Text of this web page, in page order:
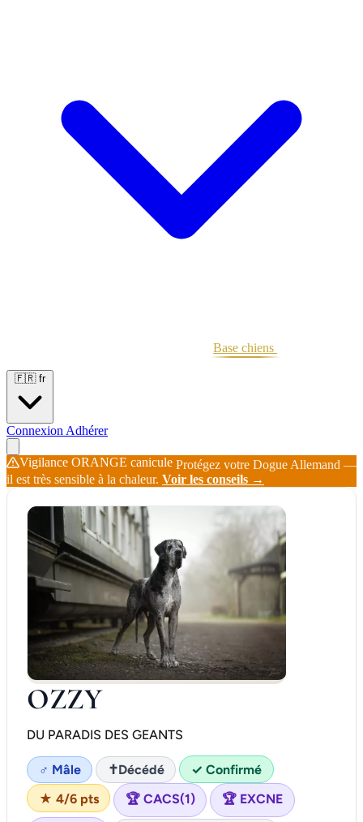
Base chiens
🇫🇷 fr
Connexion Adhérer
Vigilance ORANGE canicule Protégez votre Dogue Allemand —
il est très sensible à la chaleur. Voir les conseils →
OZZY
DU PARADIS DES GEANTS
♂ Mâle ✝Décédé
✓ Confirmé
★ 4/6 pts
🏆 CACS(1) 🏆 EXCNE